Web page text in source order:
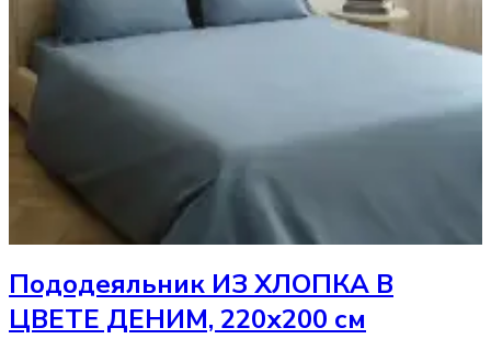
Пододеяльник ИЗ ХЛОПКА В
ЦВЕТЕ ДЕНИМ, 220х200 см